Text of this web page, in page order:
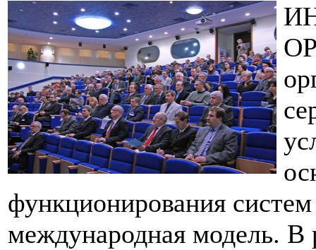
функционирования
международная модель. В